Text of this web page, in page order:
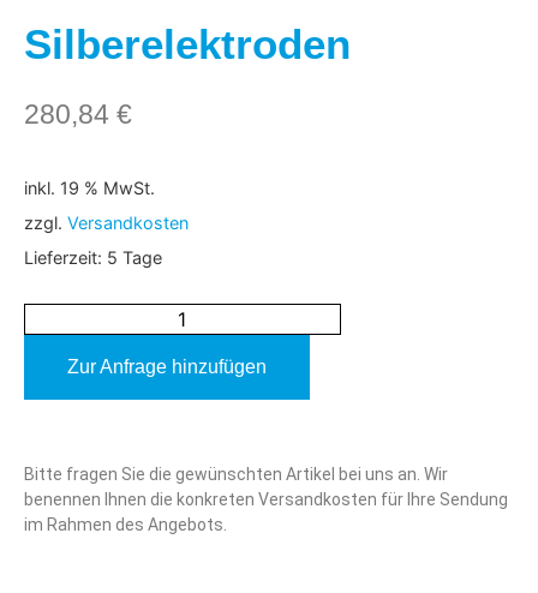
Silberelektroden
280,84 €
inkl. 19 % MwSt.
zzgl. Versandkosten
Lieferzeit: 5 Tage
Zur Anfrage hinzufügen
Bitte fragen Sie die gewünschten Artikel bei uns an. Wir
benennen Ihnen die konkreten Versandkosten für Ihre Sendung
im Rahmen des Angebots.